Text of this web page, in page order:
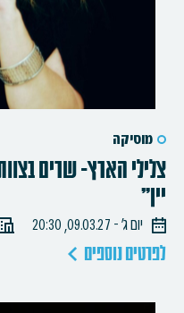
מוסיקה
צלילי הארץ- שרים
יין"
יום ג׳ - 09.03.27, 20:30
לפרטים נוספים